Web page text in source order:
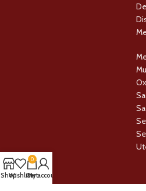
ShopWishlist
0
Cart
My account